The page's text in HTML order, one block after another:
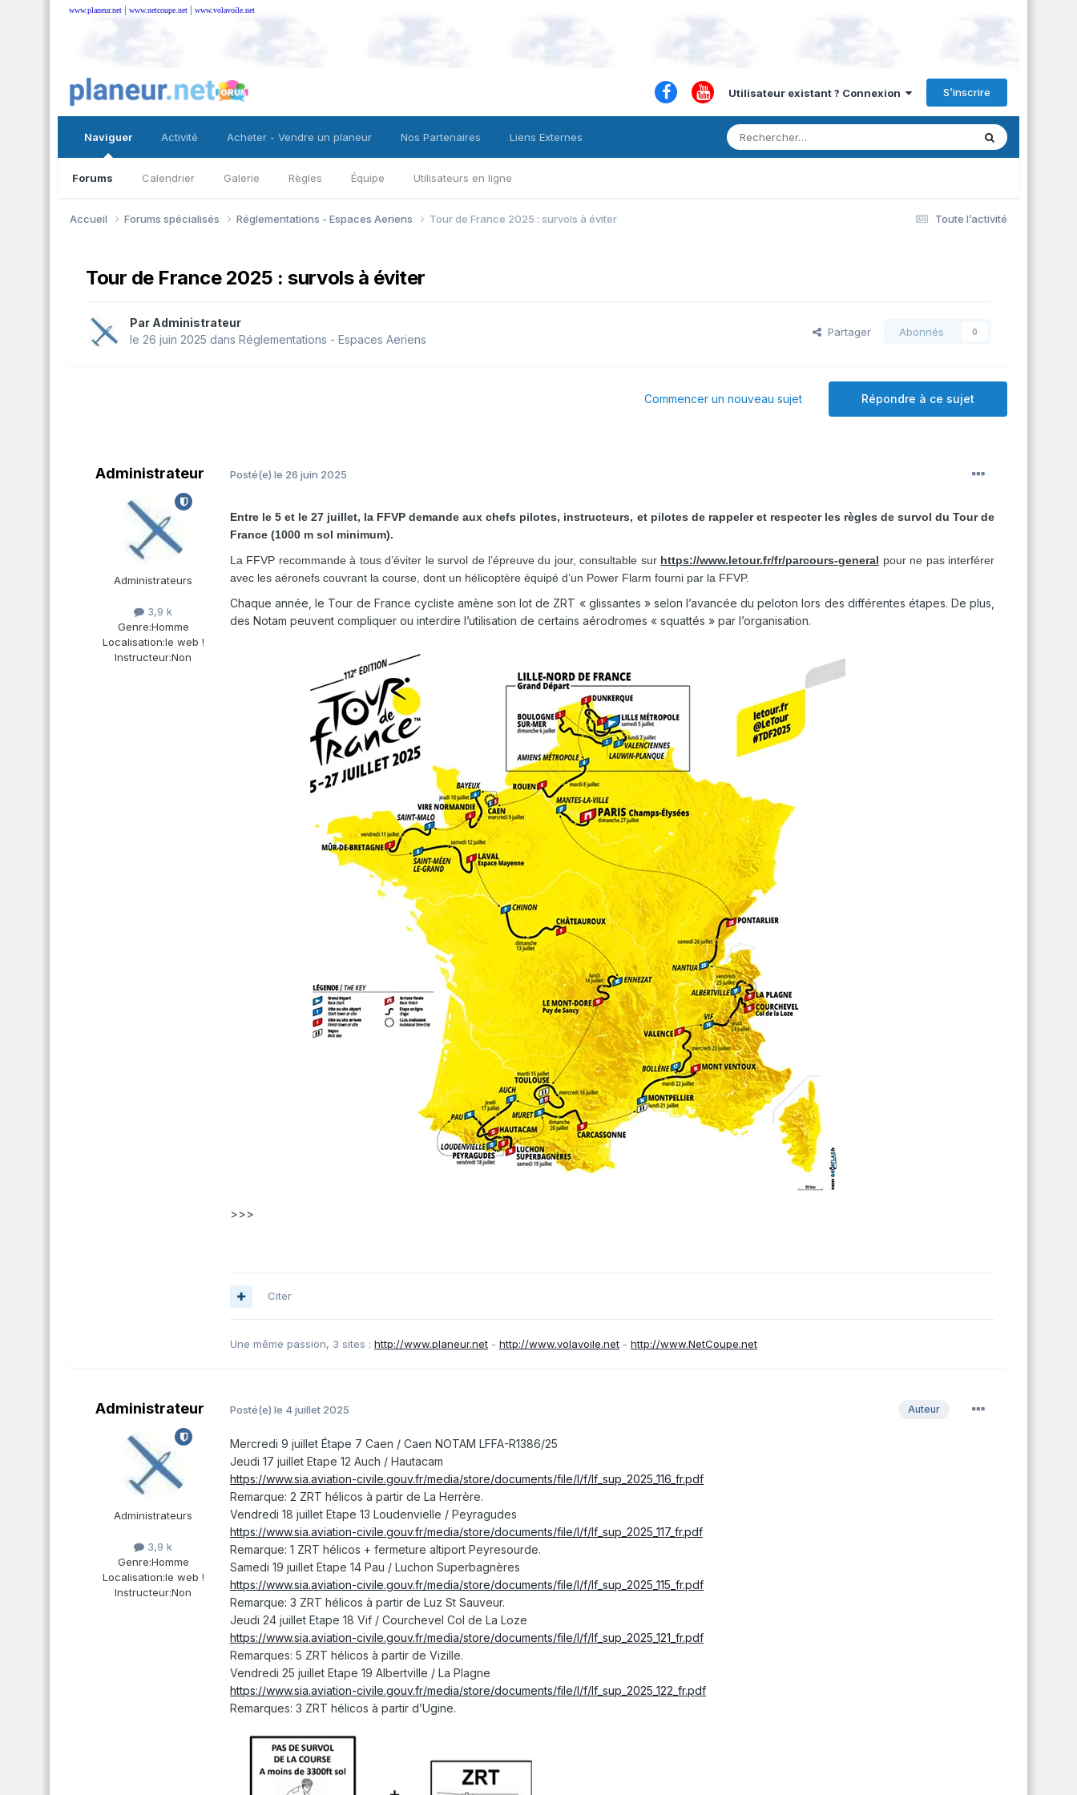
www.planeur.net | www.netcoupe.net | www.volavoile.net
Utilisateur existant ? Connexion S’inscrire
Naviguer
Forums Calendrier Galerie Règles Équipe Utilisateurs en ligne
Activité Acheter - Vendre un planeur Nos Partenaires Liens Externes
Toute l’activité
Accueil Forums spécialisés Réglementations - Espaces Aeriens Tour de France 2025 : survols à éviter
Tour de France 2025 : survols à éviter
Par Administrateur
le 26 juin 2025 dans Réglementations - Espaces Aeriens
Partager Abonnés 0
Répondre à ce sujet
Commencer un nouveau sujet
Administrateur
Administrateurs
3,9 k
Genre:Homme
Localisation:le web !
Instructeur:Non
Posté(e) le 26 juin 2025
Entre le 5 et le 27 juillet, la FFVP demande aux chefs pilotes, instructeurs, et pilotes de rappeler et respecter les règles de survol du Tour de
France (1000 m sol minimum).
La FFVP recommande à tous d’éviter le survol de l’épreuve du jour, consultable sur https://www.letour.fr/fr/parcours-general pour ne pas interférer
avec les aéronefs couvrant la course, dont un hélicoptère équipé d’un Power Flarm fourni par la FFVP.
Chaque année, le Tour de France cycliste amène son lot de ZRT « glissantes » selon l’avancée du peloton lors des différentes étapes. De plus,
des Notam peuvent compliquer ou interdire l’utilisation de certains aérodromes « squattés » par l’organisation.
>>>
Citer
Une même passion, 3 sites : http://www.planeur.net - http://www.volavoile.net - http://www.NetCoupe.net
Administrateur
Administrateurs
3,9 k
Genre:Homme
Localisation:le web !
Instructeur:Non
Auteur
Posté(e) le 4 juillet 2025
Mercredi 9 juillet Étape 7 Caen / Caen NOTAM LFFA-R1386/25
Jeudi 17 juillet Etape 12 Auch / Hautacam
https://www.sia.aviation-civile.gouv.fr/media/store/documents/file/l/f/lf_sup_2025_116_fr.pdf
Remarque: 2 ZRT hélicos à partir de La Herrère.
Vendredi 18 juillet Etape 13 Loudenvielle / Peyragudes
https://www.sia.aviation-civile.gouv.fr/media/store/documents/file/l/f/lf_sup_2025_117_fr.pdf
Remarque: 1 ZRT hélicos + fermeture altiport Peyresourde.
Samedi 19 juillet Etape 14 Pau / Luchon Superbagnères
https://www.sia.aviation-civile.gouv.fr/media/store/documents/file/l/f/lf_sup_2025_115_fr.pdf
Remarque: 3 ZRT hélicos à partir de Luz St Sauveur.
Jeudi 24 juillet Etape 18 Vif / Courchevel Col de La Loze
https://www.sia.aviation-civile.gouv.fr/media/store/documents/file/l/f/lf_sup_2025_121_fr.pdf
Remarques: 5 ZRT hélicos à partir de Vizille.
Vendredi 25 juillet Etape 19 Albertville / La Plagne
https://www.sia.aviation-civile.gouv.fr/media/store/documents/file/l/f/lf_sup_2025_122_fr.pdf
Remarques: 3 ZRT hélicos à partir d’Ugine.